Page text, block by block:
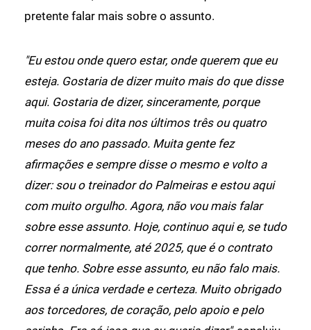
pretente falar mais sobre o assunto.
"Eu estou onde quero estar, onde querem que eu
esteja. Gostaria de dizer muito mais do que disse
aqui. Gostaria de dizer, sinceramente, porque
muita coisa foi dita nos últimos três ou quatro
meses do ano passado. Muita gente fez
afirmações e sempre disse o mesmo e volto a
dizer: sou o treinador do Palmeiras e estou aqui
com muito orgulho. Agora, não vou mais falar
sobre esse assunto. Hoje, continuo aqui e, se tudo
correr normalmente, até 2025, que é o contrato
que tenho. Sobre esse assunto, eu não falo mais.
Essa é a única verdade e certeza. Muito obrigado
aos torcedores, de coração, pelo apoio e pelo